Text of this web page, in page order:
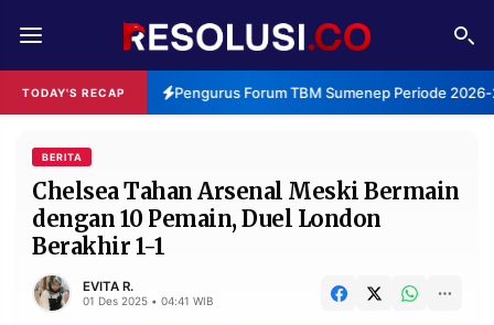
TODAY'S RECAP Pengurus Forum TBM Sumenep Periode 2026-
REDAKSI TENTANG
RESOLUSI IKLAN
RUBRIKASI
EDITORIAL AKSARA
FINANSIA PERSONA
BERITA
Chelsea Tahan Arsenal Meski Bermain
dengan 10 Pemain, Duel London
Berakhir 1-1
EVITA R.
01 Des 2025 • 04:41 WIB